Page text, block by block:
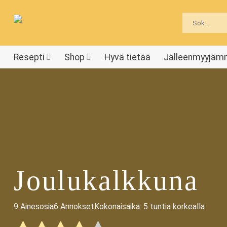
Resepti Shop Hyvä tietää
Joulukalkkuna
9 Ainesosia6 Annokset Kokonaisaika: 5 tuntia korkealla